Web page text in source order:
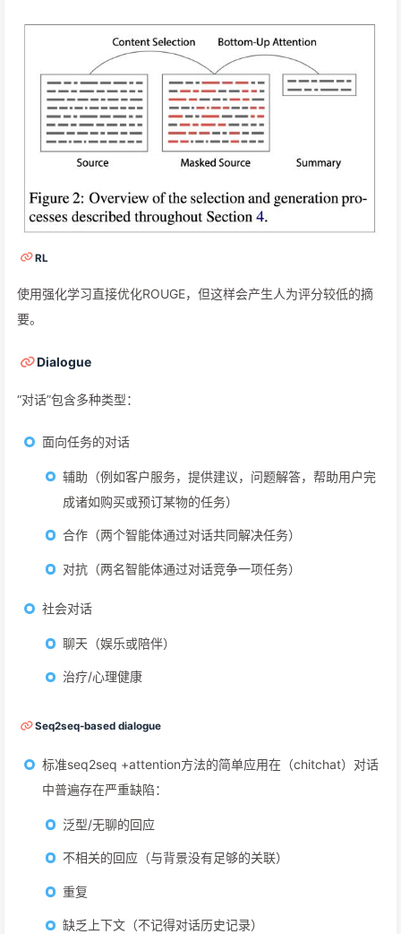
RL
使用强化学习直接优化ROUGE，但这样会产生人为评分较低的摘
要。
Dialogue
“对话”包含多种类型：
面向任务的对话
辅助（例如客户服务，提供建议，问题解答，帮助用户完
成诸如购买或预订某物的任务）
合作（两个智能体通过对话共同解决任务）
对抗（两名智能体通过对话竞争一项任务）
社会对话
聊天（娱乐或陪伴）
治疗/心理健康
Seq2seq-based dialogue
标准seq2seq +attention方法的简单应用在（chitchat）对话
中普遍存在严重缺陷：
泛型/无聊的回应
不相关的回应（与背景没有足够的关联）
重复
缺乏上下文（不记得对话历史记录）